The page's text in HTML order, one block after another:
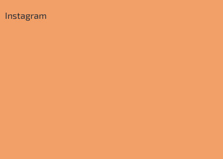
Instagram